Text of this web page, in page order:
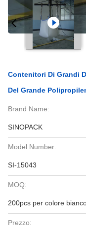
Contenitori Di Grandi
Del Grande
Brand Name:
SINOPACK
Model Number:
SI-15043
MOQ:
200pcs per colore
Prezzo: